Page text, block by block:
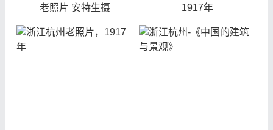
老照片 安特生摄
1917年